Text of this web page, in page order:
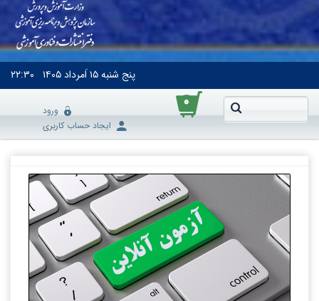
پنج شنبه۱۵ اَمرداد ۱۴۰۵ ۲۲:۳۰
۰
ورود
ایجاد حساب کاربری